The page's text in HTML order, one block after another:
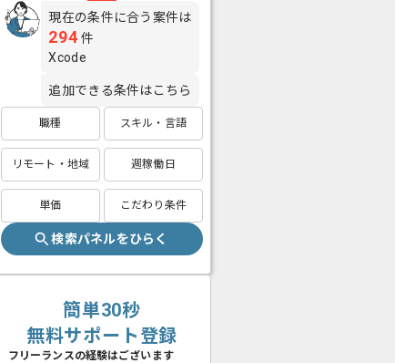
現在の条件に合う案件は
294 件
Xcode
追加できる条件はこちら
職種 スキル・言語
リモート・地域 週稼働日
単価 こだわり条件
検索パネルをひらく
簡単30秒
無料サポート登録
フリーランスの経験はございます